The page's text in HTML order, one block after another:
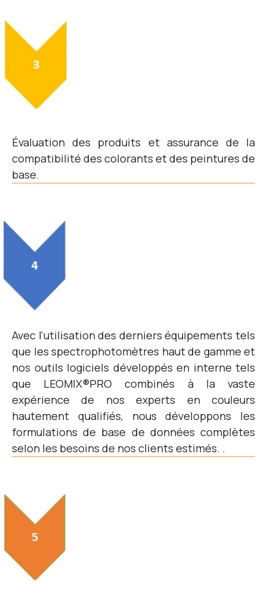
Évaluation des produits et assurance de la
compatibilité des colorants et des peintures de
base.
Avec l'utilisation des derniers équipements tels
que les spectrophotomètres haut de gamme et
nos outils logiciels développés en interne tels
que LEOMIX®PRO combinés à la vaste
expérience de nos experts en couleurs
hautement qualifiés, nous développons les
formulations de base de données complètes
selon les besoins de nos clients estimés. .